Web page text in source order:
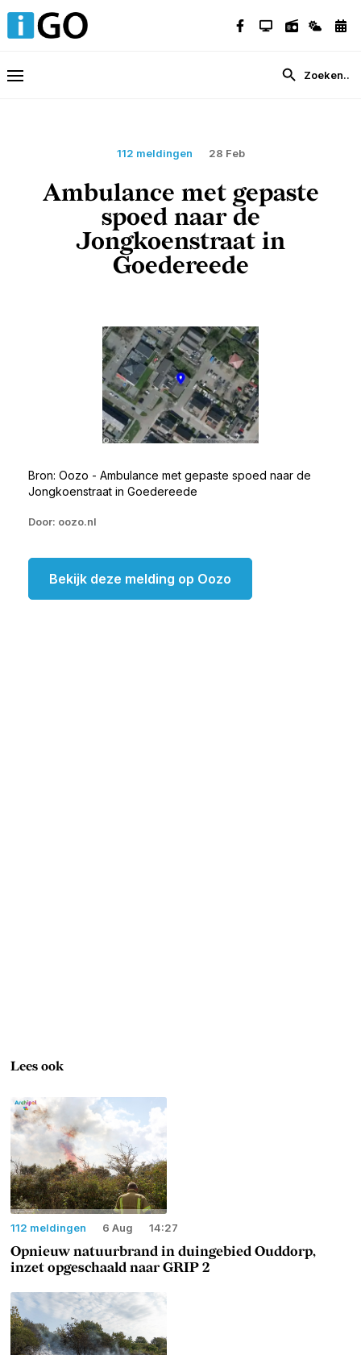
112 meldingen 28 Feb
Ambulance met gepaste
spoed naar de
Jongkoenstraat in
Goedereede
Bron: Oozo - Ambulance met gepaste spoed naar de
Jongkoenstraat in Goedereede
Door: oozo.nl
Bekijk deze melding op Oozo
Lees ook
112 meldingen 6 Aug 14:27
Opnieuw natuurbrand in duingebied Ouddorp,
inzet opgeschaald naar GRIP 2